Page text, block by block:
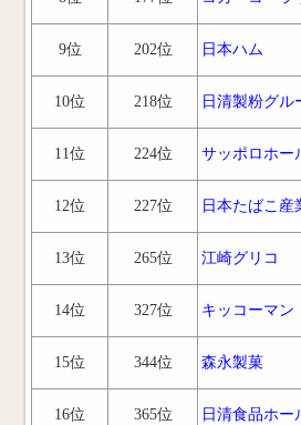
9位 202位 日本ハム
10位 218位 日清製粉グル
11位 224位 サッポロホー
12位 227位 日本たばこ産
13位 265位 江崎グリコ
14位 327位 キッコーマン
15位 344位 森永製菓
16位 365位 日清食品ホー